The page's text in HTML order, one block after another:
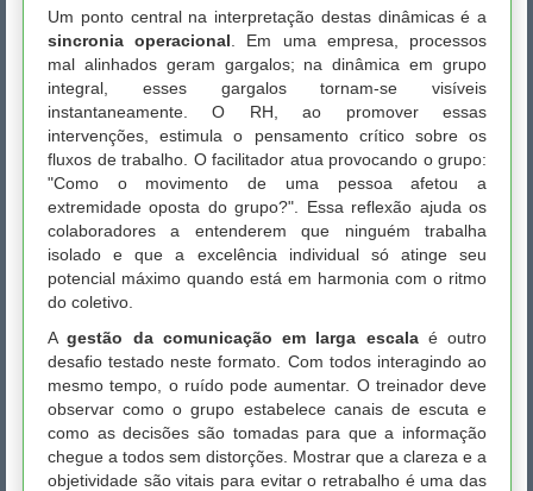
Um ponto central na interpretação destas dinâmicas é a
sincronia operacional . Em uma empresa, processos
mal alinhados geram gargalos; na dinâmica em grupo
integral, esses gargalos tornam-se visíveis
instantaneamente. O RH, ao promover essas
intervenções, estimula o pensamento crítico sobre os
fluxos de trabalho. O facilitador atua provocando o grupo:
"Como o movimento de uma pessoa afetou a
extremidade oposta do grupo?". Essa reflexão ajuda os
colaboradores a entenderem que ninguém trabalha
isolado e que a excelência individual só atinge seu
potencial máximo quando está em harmonia com o ritmo
do coletivo.
Agestão da comunicação em larga escalaé outro
desafio testado neste formato. Com todos interagindo ao
mesmo tempo, o ruído pode aumentar. O treinador deve
observar como o grupo estabelece canais de escuta e
como as decisões são tomadas para que a informação
chegue a todos sem distorções. Mostrar que a clareza e a
objetividade são vitais para evitar o retrabalho é uma das